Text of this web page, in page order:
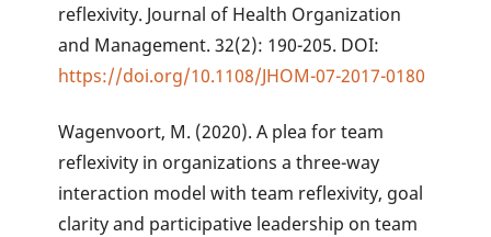
reflexivity. Journal of Health Organization
and Management. 32(2): 190-205. DOI:
https://doi.org/10.1108/JHOM-07-2017-0180
Wagenvoort, M. (2020). A plea for team
reflexivity in organizations a three-way
interaction model with team reflexivity, goal
clarity and participative leadership on team